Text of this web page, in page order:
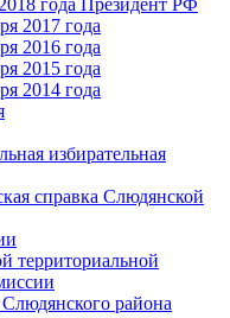
года Президент РФ
2017 года
2016 года
2015 года
2014 года
избирательная
справка Слюдянской
территориальной
района